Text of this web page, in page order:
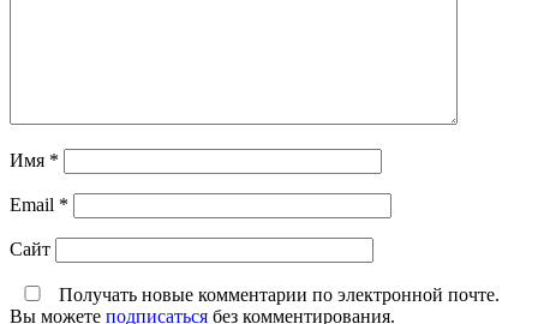
Имя *
Email *
Сайт
Получать новые комментарии по электронной почте.
Вы можете подписаться без комментирования.